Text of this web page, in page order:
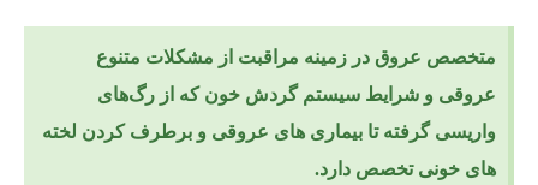
متخصص عروق در زمینه مراقبت از مشکلات متنوع
عروقی و شرایط سیستم گردش خون که از رگ‌های
واریسی گرفته تا بیماری های عروقی و برطرف کردن لخته
های خونی تخصص دارد.